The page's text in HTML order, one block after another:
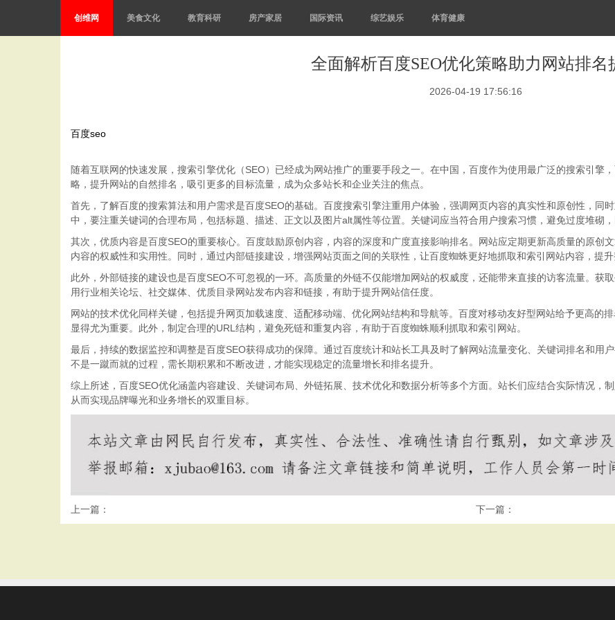
创维网 美食文化 教育科研 房产家居 国际资讯 综艺娱乐 体育健康
全面解析百度SEO优化策略助力网站排名
2026-04-19 17:56:16
百度seo
随着互联网的快速发展，搜索引擎优化（SEO）已经成为网站推广的重要手段之一。在中国，百度作为使用最广泛的搜索引擎
略，提升网站的自然排名，吸引更多的目标流量，成为众多站长和企业关注的焦点。
首先，了解百度的搜索算法和用户需求是百度SEO的基础。百度搜索引擎注重用户体验，强调网页内容的真实性和原创性，同
中，要注重关键词的合理布局，包括标题、描述、正文以及图片alt属性等位置。关键词应当符合用户搜索习惯，避免过度堆砌，
其次，优质内容是百度SEO的重要核心。百度鼓励原创内容，内容的深度和广度直接影响排名。网站应定期更新高质量的原创
内容的权威性和实用性。同时，通过内部链接建设，增强网站页面之间的关联性，让百度蜘蛛更好地抓取和索引网站内容，提升
此外，外部链接的建设也是百度SEO不可忽视的一环。高质量的外链不仅能增加网站的权威度，还能带来直接的访客流量。获
用行业相关论坛、社交媒体、优质目录网站发布内容和链接，有助于提升网站信任度。
网站的技术优化同样关键，包括提升网页加载速度、适配移动端、优化网站结构和导航等。百度对移动友好型网站给予更高的
显得尤为重要。此外，制定合理的URL结构，避免死链和重复内容，有助于百度蜘蛛顺利抓取和索引网站。
最后，持续的数据监控和调整是百度SEO获得成功的保障。通过百度统计和站长工具及时了解网站流量变化、关键词排名和用
不是一蹴而就的过程，需长期积累和不断改进，才能实现稳定的流量增长和排名提升。
综上所述，百度SEO优化涵盖内容建设、关键词布局、外链拓展、技术优化和数据分析等多个方面。站长们应结合实际情况，
从而实现品牌曝光和业务增长的双重目标。
上一篇： 下一篇：